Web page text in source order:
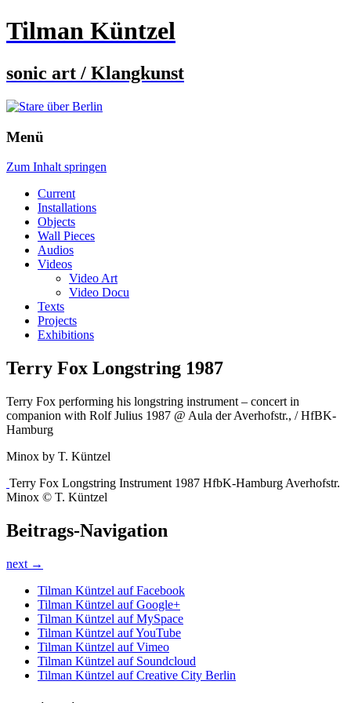
Tilman Küntzel
sonic art / Klangkunst
Menü
Zum Inhalt springen
Current
Installations
Objects
Wall Pieces
Audios
Videos
Video Art
Video Docu
Texts
Projects
Exhibitions
Terry Fox Longstring 1987
Terry Fox performing his longstring instrument – concert in
companion with Rolf Julius 1987 @ Aula der Averhofstr., / HfBK-
Hamburg
Minox by T. Küntzel
Terry Fox Longstring Instrument 1987 HfbK-Hamburg Averhofstr.
Minox © T. Küntzel
Beitrags-Navigation
next →
Tilman Küntzel auf Facebook
Tilman Küntzel auf Google+
Tilman Küntzel auf MySpace
Tilman Küntzel auf YouTube
Tilman Küntzel auf Vimeo
Tilman Küntzel auf Soundcloud
Tilman Küntzel auf Creative City Berlin